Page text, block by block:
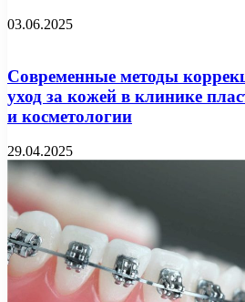
03.06.2025
Современные методы
уход за кожей в клинике
и косметологии
29.04.2025